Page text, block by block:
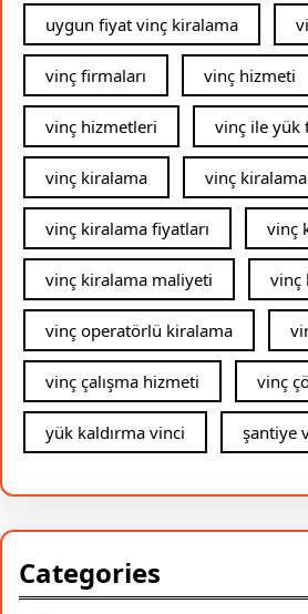
uygun fiyat vinç kiralama
vinç firmaları vinç hizmeti
vinç hizmetleri vinç ile yük
vinç kiralama vinç
vinç kiralama fiyatları vinç
vinç kiralama maliyeti vinç
vinç operatörlü kiralama
vinç çalışma hizmeti vinç
yük kaldırma vinci şantiye
Categories